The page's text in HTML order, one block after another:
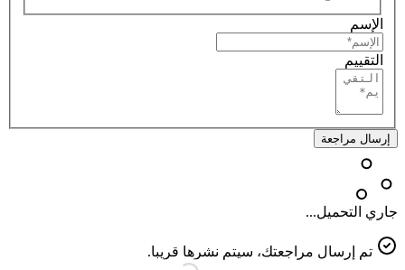
الإسم
التقييم
إرسال مراجعة
جاري التحميل...
تم إرسال مراجعتك، سيتم نشرها قريبا.